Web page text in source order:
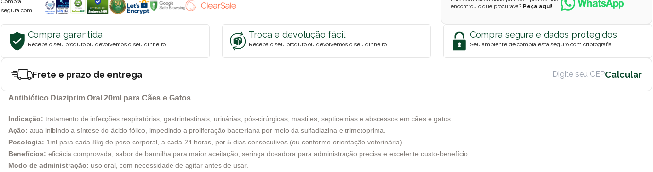
segura com:
encontrou o que procurava? Peça aqui!
Compra garantida
Receba o seu produto ou devolvemos o seu dinheiro
Troca e devolução fácil
Receba o seu produto ou devolvemos o seu dinheiro
Compra segura e dados protegidos
Seu ambiente de compra está seguro com criptografia
Frete e prazo de entrega
Antibiótico Diaziprim Oral 20ml para Cães e Gatos
Indicação: tratamento de infecções respiratórias, gastrintestinais, urinárias, pós-cirúrgicas, mastites, septicemias e abscessos em cães e gatos.
Ação: atua inibindo a síntese do ácido fólico, impedindo a proliferação bacteriana por meio da sulfadiazina e trimetoprima.
Posologia: 1ml para cada 8kg de peso corporal, a cada 24 horas, por 5 dias consecutivos (ou conforme orientação veterinária).
Benefícios: eficácia comprovada, sabor de baunilha para maior aceitação, seringa dosadora para administração precisa e excelente custo-benefício.
Modo de administração: uso oral, com necessidade de agitar antes de usar.